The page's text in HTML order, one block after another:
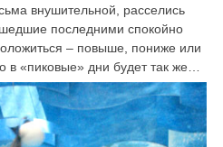
внушительной, расселись
последними спокойно
– повыше, пониже или
в «пиковые» дни будет так же…